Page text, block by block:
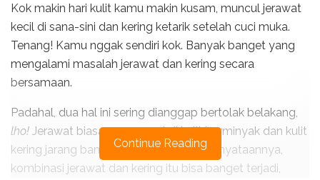
Kok makin hari kulit kamu makin kusam, muncul jerawat
kecil di sana-sini dan kering ketarik setelah cuci muka.
Tenang! Kamu nggak sendiri kok. Banyak banget yang
mengalami masalah jerawat dan kering secara
bersamaan.
Padahal, dua hal ini sering dianggap bertolak belakang,
lho! Jerawat biasanya muncul di kulit berminyak dan kulit
kering jarang banget berjerawat. Tapi kenyataannya,
kombinasi jerawat dan kering itu bisa banget terjadi,
Continue Reading